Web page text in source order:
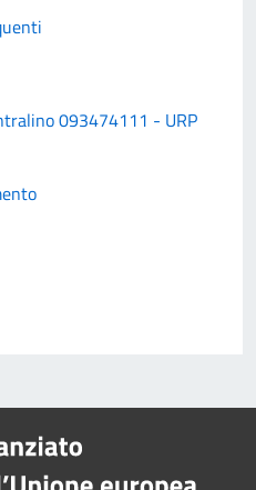
093474111 - URP